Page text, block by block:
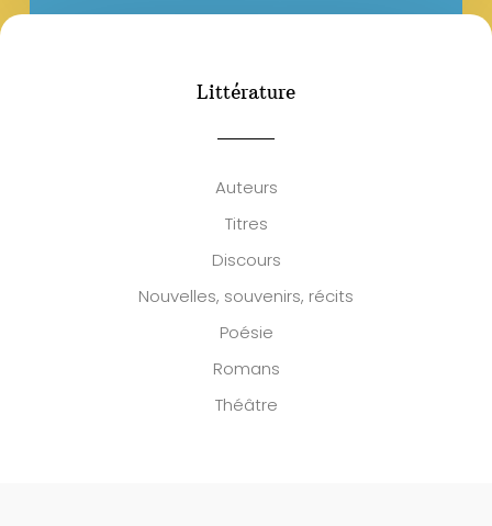
Littérature
Auteurs
Titres
Discours
Nouvelles, souvenirs, récits
Poésie
Romans
Théâtre